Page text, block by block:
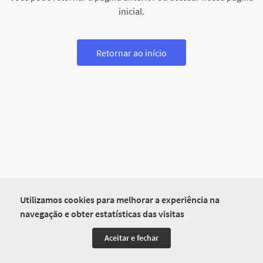
Utilizamos cookies para melhorar a experiência na
navegação e obter estatísticas das visitas
Aceitar e fechar
inicial.
Retornar ao início